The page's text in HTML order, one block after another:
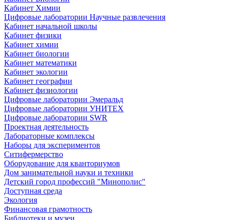
Кабинет Химии
Цифровые лаборатории Научные развлечения
Кабинет начальной школы
Кабинет физики
Кабинет химии
Кабинет биологии
Кабинет математики
Кабинет экологии
Кабинет географии
Кабинет физиологии
Цифровые лаборатории Эмеральд
Цифровые лаборатории УНИТЕХ
Цифровые лаборатории SWR
Проектная деятельность
Лабораторные комплексы
Наборы для экспериментов
Ситифермерство
Оборудование для кванториумов
Дом занимательной науки и техники
Детский город профессий "Минополис"
Доступная среда
Экология
Финансовая грамотность
Библиотеки и музеи